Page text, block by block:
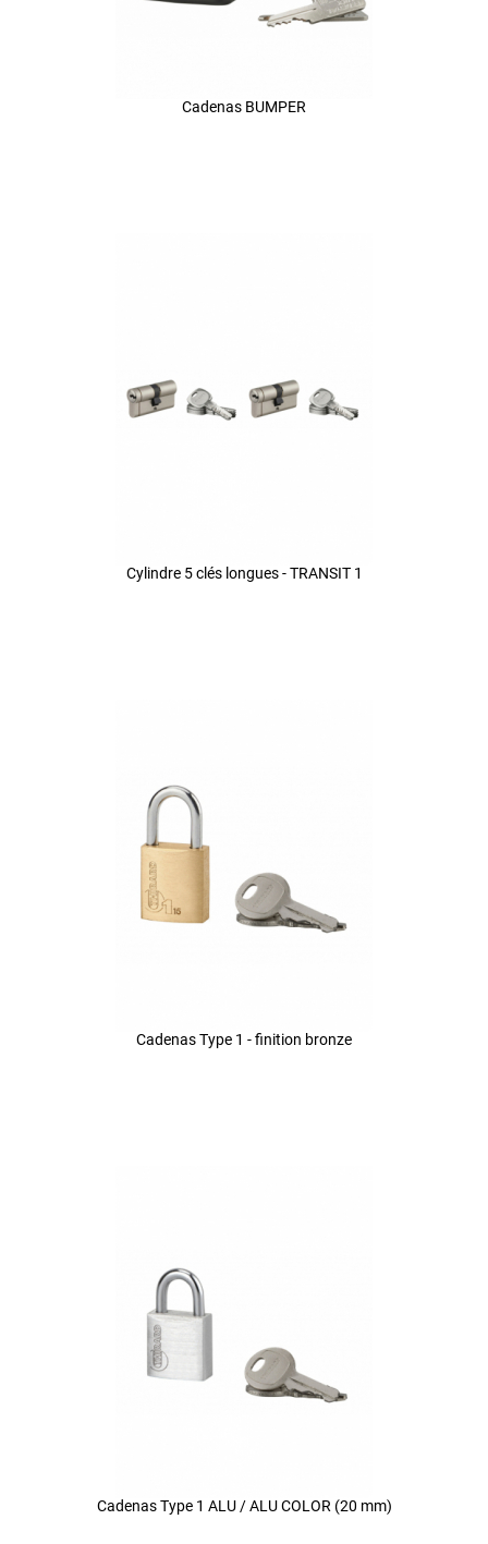
Cadenas BUMPER
Cylindre 5 clés longues - TRANSIT 1
Cadenas Type 1 - finition bronze
Cadenas Type 1 ALU / ALU COLOR (20 mm)